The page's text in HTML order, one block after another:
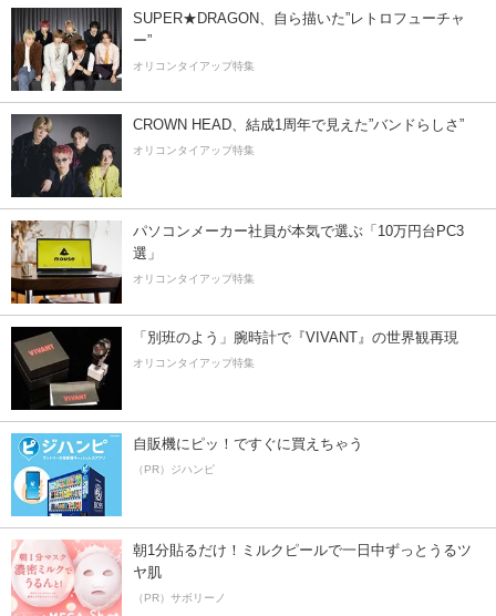
SUPER★DRAGON、自ら描いた”レトロフューチャ
ー”
オリコンタイアップ特集
CROWN HEAD、結成1周年で見えた”バンドらしさ”
オリコンタイアップ特集
パソコンメーカー社員が本気で選ぶ「10万円台PC3
選」
オリコンタイアップ特集
「別班のよう」腕時計で『VIVANT』の世界観再現
オリコンタイアップ特集
自販機にピッ！ですぐに買えちゃう
（PR）ジハンピ
朝1分貼るだけ！ミルクピールで一日中ずっとうるツ
ヤ肌
（PR）サボリーノ